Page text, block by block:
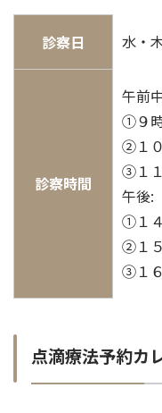
診察日 水・
診察時間
午
①９時
②１０
③
①１４
②１５
③
点滴療法予約カ